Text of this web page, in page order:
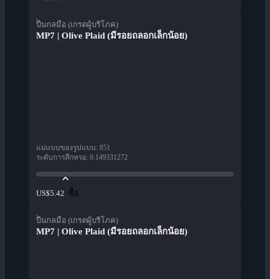
ปืนกลมือ (เกรดผู้บริโภค)
MP7 | Olive Plaid (มีรอยถลอกเล็กน้อย)
แม่แบบของรูปแบบ: 851
ระดับการสึกหรอ: 0.149331272
US$5.42 ซื้อ
ปืนกลมือ (เกรดผู้บริโภค)
MP7 | Olive Plaid (มีรอยถลอกเล็กน้อย)